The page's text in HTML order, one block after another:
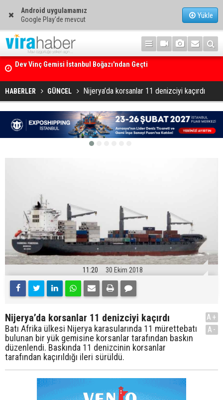
Android uygulamamız
Google Play'de mevcut
Yükle
Ege Denizi’nin En Büyük Mercan Ormanı
HABERLER GÜNCEL Nijerya’da korsanlar 11 denizciyi kaçırdı
11:20 30 Ekim 2018
Nijerya’da korsanlar 11 denizciyi kaçırdı
Batı Afrika ülkesi Nijerya karasularında 11 mürettebatı
bulunan bir yük gemisine korsanlar tarafından baskın
düzenlendi. Baskında 11 denizcinin korsanlar
tarafından kaçırıldığı ileri sürüldü.
A+
A-